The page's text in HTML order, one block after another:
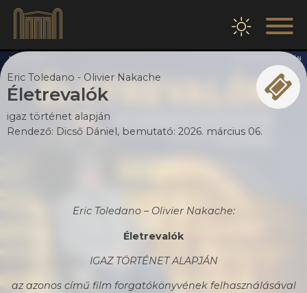
Eric Toledano - Olivier Nakache
Életrevalók
igaz történet alapján
Rendező: Dicső Dániel, bemutató: 2026. március 06.
Eric Toledano – Olivier Nakache:
Életrevalók
IGAZ TÖRTÉNET ALAPJÁN
az azonos című film forgatókönyvének felhasználásával